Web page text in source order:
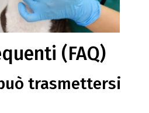
(FAQ)
trasmettersi